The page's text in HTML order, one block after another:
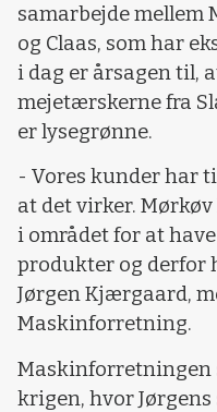
samarbejde
og Claas, som har
i dag er årsagen til,
mejetærskerne fra
er lysegrønne.
- Vores kunder har
at det virker.
i området for at
produkter og derfor
Jørgen Kjærgaard,
Maskinforretning.
Maskinforretningen
krigen, hvor Jørgens